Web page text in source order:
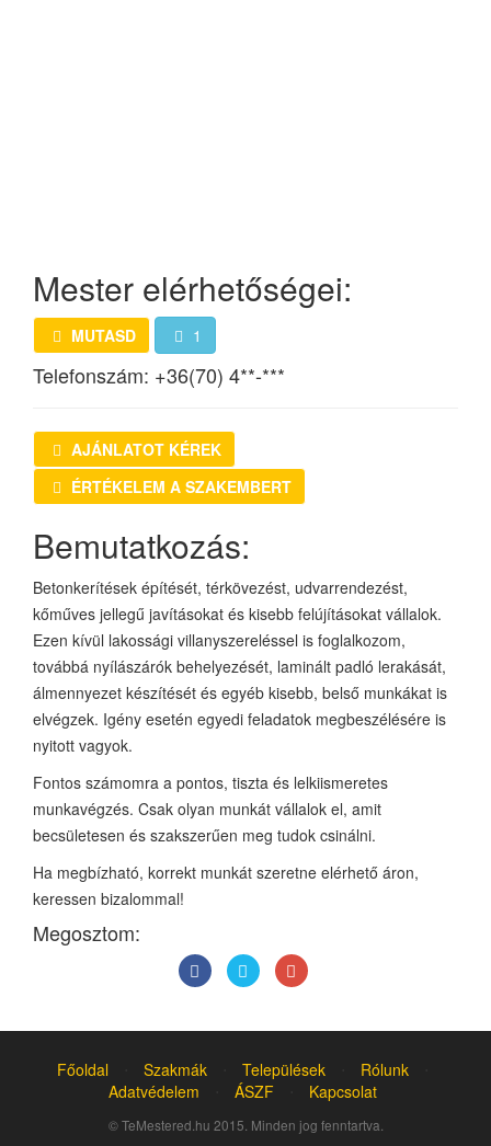
Mester elérhetőségei:
MUTASD 1
Telefonszám: +36(70) 4**-***
AJÁNLATOT KÉREK
ÉRTÉKELEM A SZAKEMBERT
Bemutatkozás:
Betonkerítések építését, térkövezést, udvarrendezést,
kőműves jellegű javításokat és kisebb felújításokat vállalok.
Ezen kívül lakossági villanyszereléssel is foglalkozom,
továbbá nyílászárók behelyezését, laminált padló lerakását,
álmennyezet készítését és egyéb kisebb, belső munkákat is
elvégzek. Igény esetén egyedi feladatok megbeszélésére is
nyitott vagyok.
Fontos számomra a pontos, tiszta és lelkiismeretes
munkavégzés. Csak olyan munkát vállalok el, amit
becsületesen és szakszerűen meg tudok csinálni.
Ha megbízható, korrekt munkát szeretne elérhető áron,
keressen bizalommal!
Megosztom:
Főoldal Szakmák Települések Rólunk
Adatvédelem
ÁSZF Kapcsolat
© TeMestered.hu 2015. Minden jog fenntartva.